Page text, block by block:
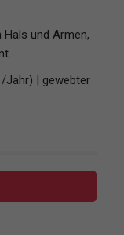
und Armen,
Jahr) | gewebter